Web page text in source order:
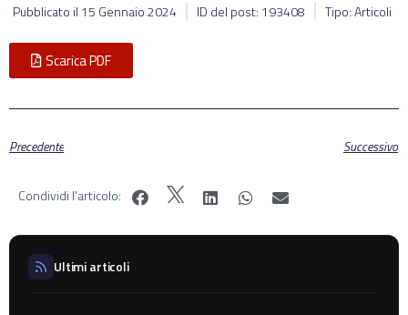
Pubblicato il 15 Gennaio 2024 ID del post: 193408 Tipo: Articoli
Scarica PDF
Precedente Successivo
Condividi l'articolo:
Ultimi articoli